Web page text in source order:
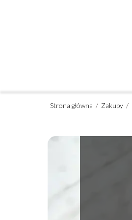
Strona główna / Zakupy /